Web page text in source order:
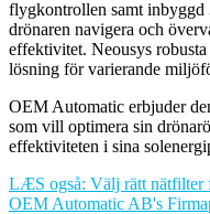
flygkontrollen samt
drönaren navigera och
effektivitet. Neousys
lösning för varierande
OEM Automatic erbjuder
som vill optimera sin
effektiviteten i sina
LÆS også: Välj rätt nätfilter
OEM Automatic AB's